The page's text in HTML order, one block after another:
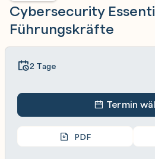
Cybersecurity
Führungskräfte
2 Tage
Termin
PDF